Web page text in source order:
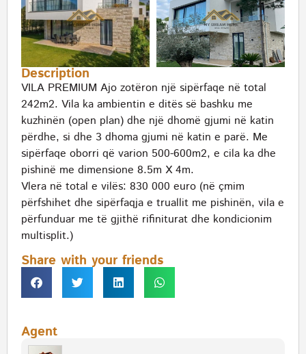
Description
VILA PREMIUM Ajo zotëron një sipërfaqe në total
242m2. Vila ka ambientin e ditës së bashku me
kuzhinën (open plan) dhe një dhomë gjumi në katin
përdhe, si dhe 3 dhoma gjumi në katin e parë. Me
sipërfaqe oborri që varion 500-600m2, e cila ka dhe
pishinë me dimensione 8.5m X 4m.
Vlera në total e vilës: 830 000 euro (në çmim
përfshihet dhe sipërfaqja e truallit me pishinën, vila e
përfunduar me të gjithë rifiniturat dhe kondicionim
multisplit.)
Share with your friends
Agent